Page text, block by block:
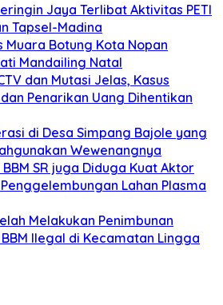
Jaya Terlibat Aktivitas PETI
Tapsel-Madina
Muara Botung Kota Nopan
Mandailing Natal
dan Mutasi Jelas, Kasus
Penarikan Uang Dihentikan
di Desa Simpang Bajole yang
Wewenangnya
SR juga Diduga Kuat Aktor
Lahan Plasma
Melakukan Penimbunan
Ilegal di Kecamatan Lingga